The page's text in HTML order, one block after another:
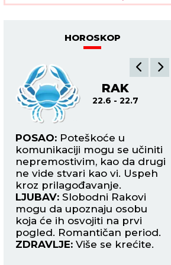
bespoštednu borbu
HOROSKOP
RAK
22.6 - 22.7
POSAO: Poteškoće u
komunikaciji mogu se učiniti
nepremostivim, kao da drugi
ne vide stvari kao vi. Uspeh
kroz prilagođavanje.
LJUBAV: Slobodni Rakovi
mogu da upoznaju osobu
koja će ih osvojiti na prvi
pogled. Romantičan period.
ZDRAVLJE: Više se krećite.